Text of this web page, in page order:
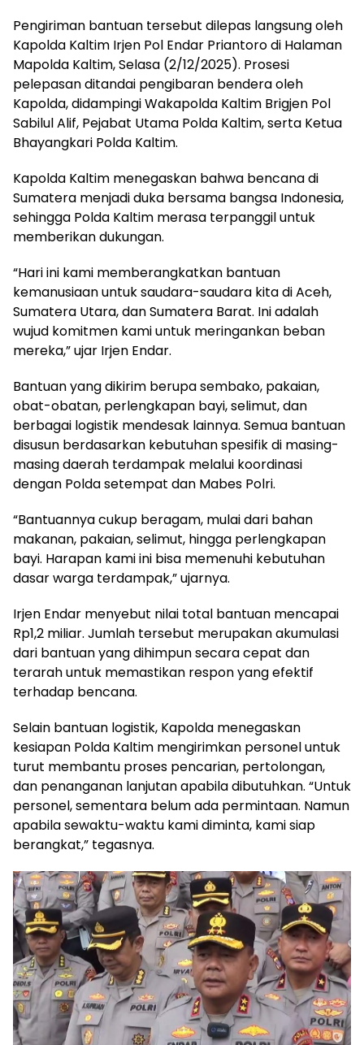
Pengiriman bantuan tersebut dilepas langsung oleh
Kapolda Kaltim Irjen Pol Endar Priantoro di Halaman
Mapolda Kaltim, Selasa (2/12/2025). Prosesi
pelepasan ditandai pengibaran bendera oleh
Kapolda, didampingi Wakapolda Kaltim Brigjen Pol
Sabilul Alif, Pejabat Utama Polda Kaltim, serta Ketua
Bhayangkari Polda Kaltim.
Kapolda Kaltim menegaskan bahwa bencana di
Sumatera menjadi duka bersama bangsa Indonesia,
sehingga Polda Kaltim merasa terpanggil untuk
memberikan dukungan.
“Hari ini kami memberangkatkan bantuan
kemanusiaan untuk saudara-saudara kita di Aceh,
Sumatera Utara, dan Sumatera Barat. Ini adalah
wujud komitmen kami untuk meringankan beban
mereka,” ujar Irjen Endar.
Bantuan yang dikirim berupa sembako, pakaian,
obat-obatan, perlengkapan bayi, selimut, dan
berbagai logistik mendesak lainnya. Semua bantuan
disusun berdasarkan kebutuhan spesifik di masing-
masing daerah terdampak melalui koordinasi
dengan Polda setempat dan Mabes Polri.
“Bantuannya cukup beragam, mulai dari bahan
makanan, pakaian, selimut, hingga perlengkapan
bayi. Harapan kami ini bisa memenuhi kebutuhan
dasar warga terdampak,” ujarnya.
Irjen Endar menyebut nilai total bantuan mencapai
Rp1,2 miliar. Jumlah tersebut merupakan akumulasi
dari bantuan yang dihimpun secara cepat dan
terarah untuk memastikan respon yang efektif
terhadap bencana.
Selain bantuan logistik, Kapolda menegaskan
kesiapan Polda Kaltim mengirimkan personel untuk
turut membantu proses pencarian, pertolongan,
dan penanganan lanjutan apabila dibutuhkan. “Untuk
personel, sementara belum ada permintaan. Namun
apabila sewaktu-waktu kami diminta, kami siap
berangkat,” tegasnya.